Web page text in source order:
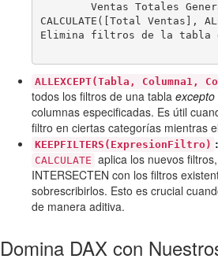
CALCULATE([Total Ventas],
Elimina filtros de la tabla
ALLEXCEPT(Tabla, Columna1,
todos los filtros de una tabla excepto
columnas especificadas. Es útil
filtro en ciertas categorías mientras
KEEPFILTERS(ExpresionFiltro) :
CALCULATE aplica los nuevos
INTERSECTEN con los filtros
sobrescribirlos. Esto es crucial
de manera aditiva.
Domina DAX con